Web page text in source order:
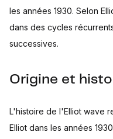
les années 1930. Selon
dans des cycles
successives.
Origine et
L'histoire de l'Elliot wave
Elliot dans les années